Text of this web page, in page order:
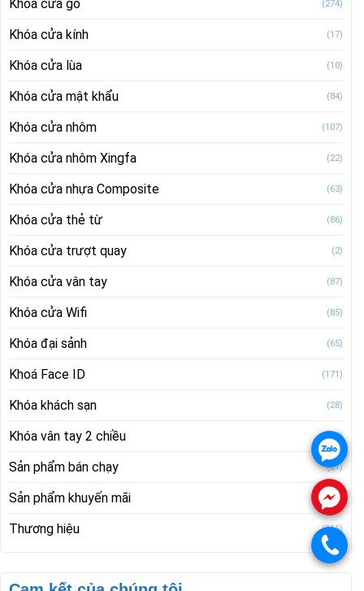
Khóa cửa gỗ (274)
Khóa cửa kính (17)
Khóa cửa lùa (10)
Khóa cửa mật khẩu (84)
Khóa cửa nhôm (107)
Khóa cửa nhôm Xingfa (22)
Khóa cửa nhựa Composite (63)
Khóa cửa thẻ từ (86)
Khóa cửa trượt quay (2)
Khóa cửa vân tay (87)
Khóa cửa Wifi (85)
Khóa đại sảnh (65)
Khoá Face ID (171)
Khóa khách sạn (28)
Khóa vân tay 2 chiều (28)
Sản phẩm bán chạy (21)
Sản phẩm khuyến mãi (22)
Thương hiệu (516)
.
.
.